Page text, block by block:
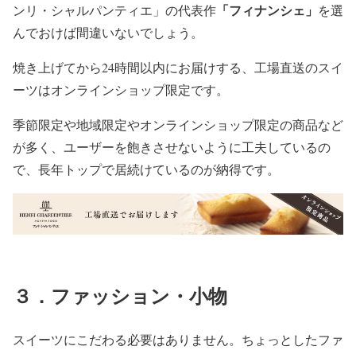
ンリ・シャルパンティエ」の代表作 「フィナンシェ」 を選
んでおけば間違いないでしょう。
焼き上げてから24時間以内にお届けする、工場直送のスイ
ーツはオンラインショップ限定です。
季節限定や地域限定やオンラインショップ限定の商品など
が多く、ユーザーを飽きさせないように工夫しているの
で、長年トップで居続けているのが納得です。
３．ファッション・小物
スイーツにこだわる必要はありません。ちょっとしたファ